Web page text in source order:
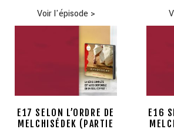
Voir l'épisode >
E17 SELON L’ORDRE DE
MELCHISÉDEK (PARTIE
E16